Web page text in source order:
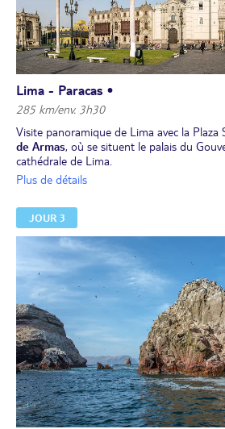
Lima - Paracas •
285 km/env. 3h30
Visite panoramique de Lima avec la Plaza
de Armas, où se situent le palais du
cathédrale de Lima.
Déjeuner libre.
lapéninsule de Paracas
désertique, située à 200 km au sud de
précolombienne de Paracas entre 800 av.
Dîner libre.
Installation et nuit à l'hôtel.
Plus de détails
JOUR 3